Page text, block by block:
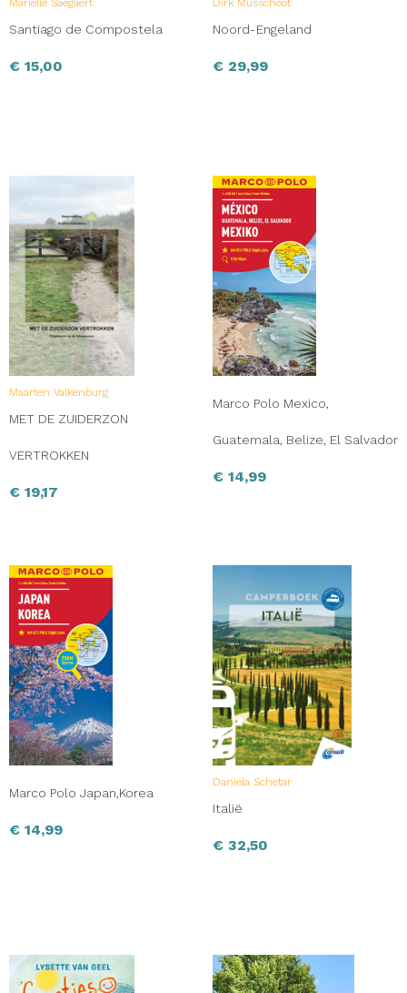
Marielle Saegaert
Santiago de Compostela
€ 15,00
Dirk Musschoot
Noord-Engeland
€ 29,99
Maarten Valkenburg
MET DE ZUIDERZON
VERTROKKEN
€ 19,17
Marco Polo Mexico,
Guatemala, Belize, El Salvador
€ 14,99
Marco Polo Japan,Korea
€ 14,99
Daniela Schetar
Italië
€ 32,50